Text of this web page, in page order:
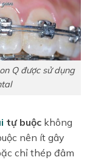
Q được sử dụng
tự buộc không
nên ít gây
chỉ thép đâm